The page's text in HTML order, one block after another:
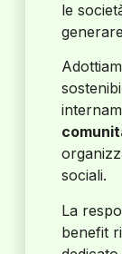
le
sociali.
La
benefit